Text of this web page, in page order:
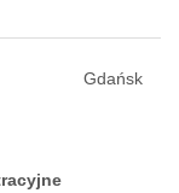
Gdańsk